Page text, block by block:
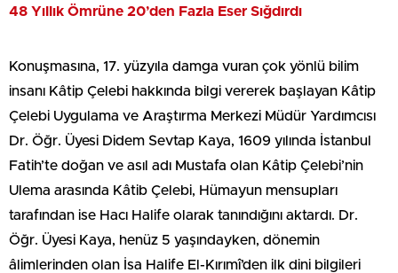
48 Yıllık Ömrüne 20’den Fazla Eser Sığdırdı
Konuşmasına, 17. yüzyıla damga vuran çok yönlü bilim
insanı Kâtip Çelebi hakkında bilgi vererek başlayan Kâtip
Çelebi Uygulama ve Araştırma Merkezi Müdür Yardımcısı
Dr. Öğr. Üyesi Didem Sevtap Kaya, 1609 yılında İstanbul
Fatih’te doğan ve asıl adı Mustafa olan Kâtip Çelebi’nin
Ulema arasında Kâtib Çelebi, Hümayun mensupları
tarafından ise Hacı Halife olarak tanındığını aktardı. Dr.
Öğr. Üyesi Kaya, henüz 5 yaşındayken, dönemin
âlimlerinden olan İsa Halife El-Kırımî’den ilk dini bilgileri